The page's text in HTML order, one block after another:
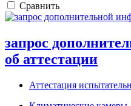
Сравнить
запрос
об аттестации
Аттестация